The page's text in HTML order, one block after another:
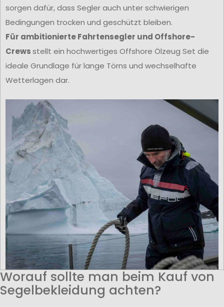
sorgen dafür, dass Segler auch unter schwierigen
Bedingungen trocken und geschützt bleiben.
Für ambitionierte Fahrtensegler und Offshore-
Crewsstellt ein hochwertiges Offshore Ölzeug Set die
ideale Grundlage für lange Törns und wechselhafte
Wetterlagen dar.
Worauf sollte man beim Kauf von
Segelbekleidung achten?